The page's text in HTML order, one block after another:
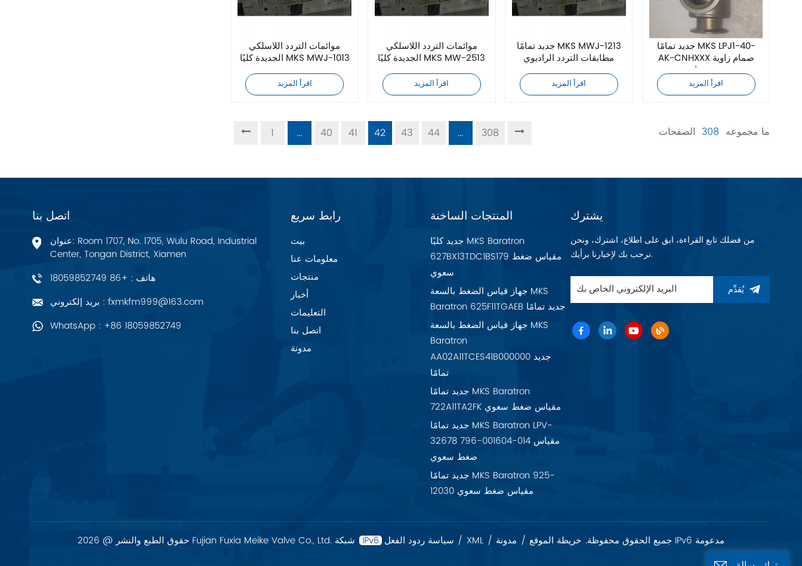
اتصال فينيكس
Mettler Toledo
PALL
موائمات التردد اللاسلكي
الجديدة كليًا MKS MWJ-1013
اقرأ المزيد
موائمات التردد اللاسلكي
الجديدة كليًا MKS MW-2513
اقرأ المزيد
جديد تمامًا MKS MWJ-1213
مطابقات التردد الراديوي
اقرأ المزيد
جديد تمامًا MKS LPJ1-40-
AK-CNHXXX صمام زاوية
تفريغ هوائي
اقرأ المزيد
1 ... 40 41 42 43 44 ... 308 ما مجموعه 308 الصفحات
اتصل بنا
عنوان: Room 1707, No. 1705, Wulu Road, Industrial
Center, Tongan District, Xiamen
هاتف : +86 18059852749
بريد إلكتروني : fxmkfm999@163.com
WhatsApp : +86 18059852749
رابط سريع
بيت
معلومات عنا
منتجات
أخبار
التعليمات
اتصل بنا
مدونة
المنتجات الساخنة
جديد كليًا MKS Baratron
627BX13TDC1BS179 مقياس ضغط
سعوي
جهاز قياس الضغط بالسعة MKS
Baratron 625F11TGAEB جديد تمامًا
جهاز قياس الضغط بالسعة MKS
Baratron
AA02A11TCES41B000000 جديد
تمامًا
جديد تمامًا MKS Baratron
722A11TA2FK مقياس ضغط سعوي
جديد تمامًا MKS Baratron LPV-
32678 796-001604-014 مقياس
ضغط سعوي
جديد تمامًا MKS Baratron 925-
12030 مقياس ضغط سعوي
يشترك
من فضلك تابع القراءة، ابق على اطلاع، اشترك، ونحن
نرحب بك لإخبارنا برأيك.
يُقدِّم
حقوق الطبع والنشر @ 2026 Fujian Fuxia Meike Valve Co., Ltd. جميع الحقوق محفوظة. خريطة الموقع / مدونة /
XML
/ سياسة ردود الفعل شبكة IPv6 مدعومة